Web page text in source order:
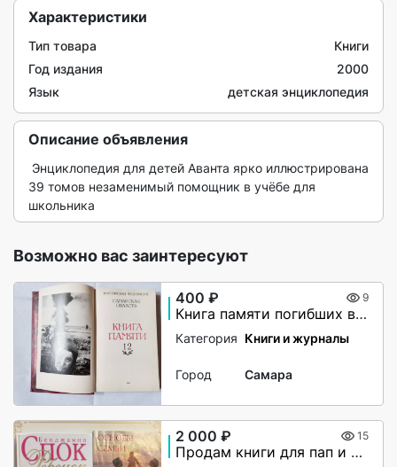
Характеристики
Тип товара
Книги
Год издания
2000
Язык
детская энциклопедия
Описание объявления
39 томов незаменимый помощник в учёбе для
школьника
Возможно вас заинтересуют
400 ₽ 9
Книга памяти погибших в годы В.О.В.
Категория Книги и журналы
Город Самара
2 000 ₽ 15
Продам книги для пап и мам(как пособие)